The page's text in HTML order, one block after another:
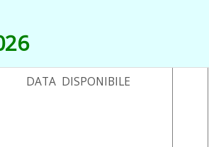
DATA DISPONIBILE